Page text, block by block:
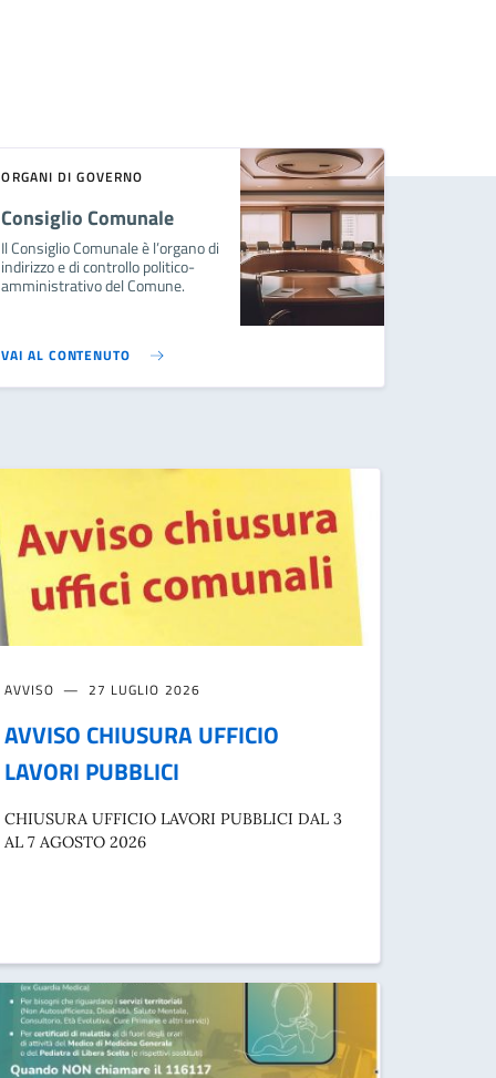
ORGANI DI GOVERNO
Consiglio Comunale
Il Consiglio Comunale è l’organo di
indirizzo e di controllo politico-
amministrativo del Comune.
VAI AL CONTENUTO
AVVISO 27 LUGLIO 2026
AVVISO CHIUSURA UFFICIO
LAVORI PUBBLICI
CHIUSURA UFFICIO LAVORI PUBBLICI DAL 3
AL 7 AGOSTO 2026